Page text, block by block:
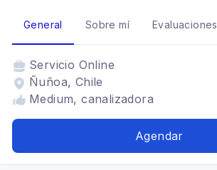
General Sobre mí Evaluaciones
Servicio Online
Ñuñoa, Chile
Medium, canalizadora
Agendar